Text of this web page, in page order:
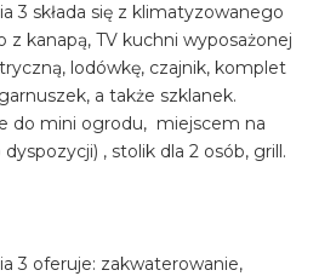
3 składa się z klimatyzowanego
z kanapą, TV kuchni wyposażonej
lodówkę, czajnik, komplet
a także szklanek.
do mini ogrodu, miejscem na
dyspozycji) , stolik dla 2 osób, grill.
3 oferuje: zakwaterowanie,